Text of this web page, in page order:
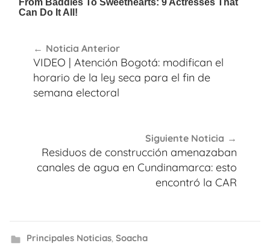
de
entradas
Noticia Anterior
VIDEO | Atención Bogotá: modifican el
horario de la ley seca para el fin de
semana electoral
Siguiente Noticia
Residuos de construcción amenazaban
canales de agua en Cundinamarca: esto
encontró la CAR
Principales Noticias, Soacha